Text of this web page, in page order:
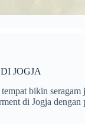
JOGJA
bikin
di Jogja